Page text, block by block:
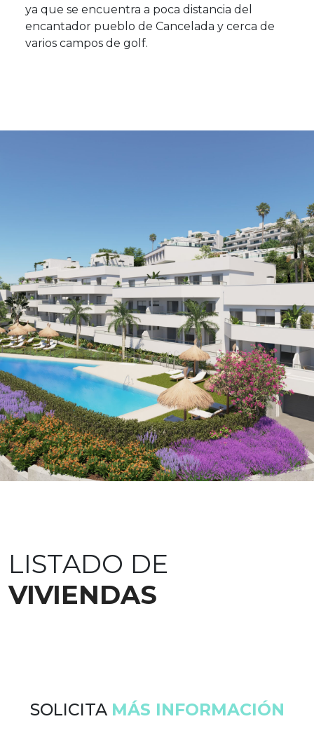
ya que se encuentra a poca distancia del
encantador pueblo de Cancelada y cerca de
varios campos de golf.
LISTADO DE
VIVIENDAS
SOLICITA MÁS INFORMACIÓN